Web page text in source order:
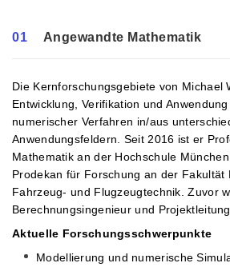
01 Angewandte Mathematik
Die Kernforschungsgebiete von Michael
Entwicklung, Verifikation und
numerischer Verfahren in/aus
Anwendungsfeldern. Seit 2016 ist er
Mathematik an der Hochschule
Prodekan für Forschung an der Fakultät
Fahrzeug- und Flugzeugtechnik. Zuvor
Berechnungsingenieur und
Aktuelle Forschungsschwerpunkte
Modellierung und numerische